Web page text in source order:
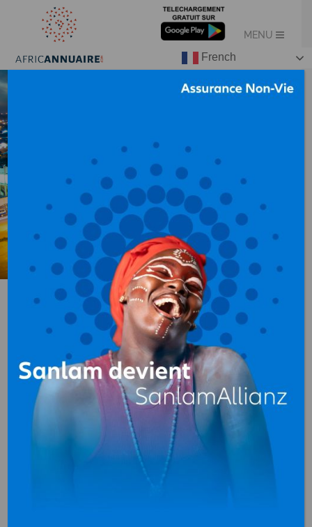
Eau (production, distribution)
au
Cameroun
CDE (Camerounaise
Des Eaux
Eau (production,
distribution)
Douala - Cameroun
AFFICHER LE N°
French